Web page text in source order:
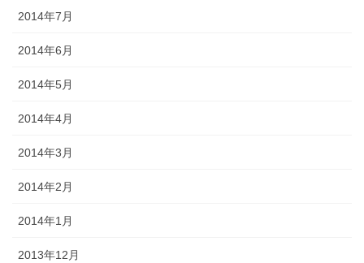
2014年7月
2014年6月
2014年5月
2014年4月
2014年3月
2014年2月
2014年1月
2013年12月